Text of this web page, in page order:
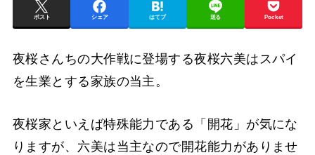
ポスト シェア はてブ 送る Pocket
夜桜さんちの大作戦に登場する夜桜六美はスパイ
を生業とする家族の当主。
夜桜家といえば特殊能力である「開花」が気にな
りますが、六美は当主なので開花能力がありませ